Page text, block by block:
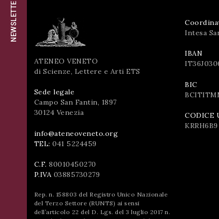
NEWSLETTER
ATENEO VENETO
di Scienze, Lettere e Arti ETS
Sede legale
Campo San Fantin, 1897
30124 Venezia
info@ateneoveneto.org
TEL: 041 5224459
C.F. 80010450270
P.IVA 03885730279
Rep. n. 158803 del Registro Unico Nazionale
del Terzo Settore (RUNTS) ai sensi
dell’articolo 22 del D. Lgs. del 3 luglio 2017 n.
Intesa
IBAN
BIC
CODICE
KRRH6B9